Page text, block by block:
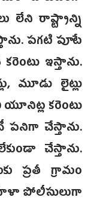
లేని రాష్ట్రాన్ని
పగటి పూటే
ఇస్తాను.
మూడు లైట్లు
యూనిట్ల కరెంటు
పనిగా చేస్తాను.
చేస్తాను.
ప్రతీ గ్రామం
పోలీసులుగా